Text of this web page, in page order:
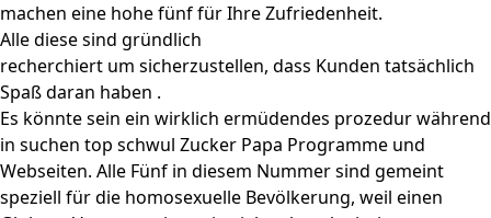
machen eine hohe fünf für Ihre Zufriedenheit.
Alle diese sind gründlich
recherchiert um sicherzustellen, dass Kunden tatsächlich
Spaß daran haben .
Es könnte sein ein wirklich ermüdendes prozedur während
in suchen top schwul Zucker Papa Programme und
Webseiten. Alle Fünf in diesem Nummer sind gemeint
speziell für die homosexuelle Bevölkerung, weil einen